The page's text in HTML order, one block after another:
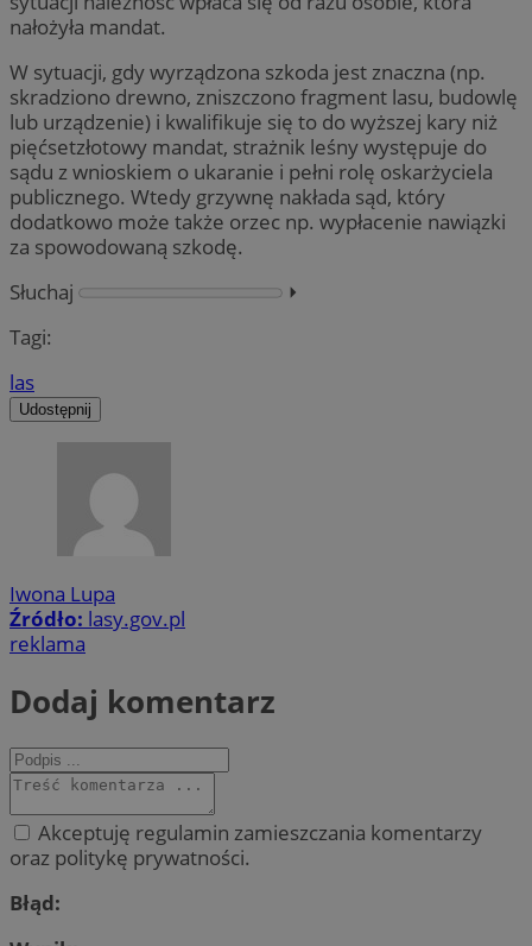
nałożyła mandat.
W sytuacji, gdy wyrządzona szkoda jest znaczna (np.
skradziono drewno, zniszczono fragment lasu, budowlę
lub urządzenie) i kwalifikuje się to do wyższej kary niż
pięćsetzłotowy mandat, strażnik leśny występuje do
sądu z wnioskiem o ukaranie i pełni rolę oskarżyciela
publicznego. Wtedy grzywnę nakłada sąd, który
dodatkowo może także orzec np. wypłacenie nawiązki
za spowodowaną szkodę.
Słuchaj
⏵︎
Tagi:
las
Udostępnij
Iwona Lupa
Źródło: lasy.gov.pl
reklama
Dodaj komentarz
Akceptuję regulamin zamieszczania komentarzy
oraz politykę prywatności.
Błąd: